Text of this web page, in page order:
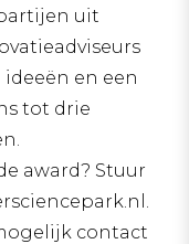
uit
en een
tot drie
award? Stuur
contact